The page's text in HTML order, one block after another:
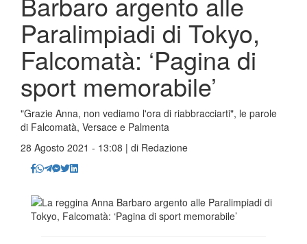
Paralimpiadi di Tokyo,
Falcomatà: ‘Pagina di
sport memorabile’
"Grazie Anna, non vediamo l'ora di riabbracciarti", le parole
di Falcomatà, Versace e Palmenta
28 Agosto 2021 - 13:08 | di Redazione